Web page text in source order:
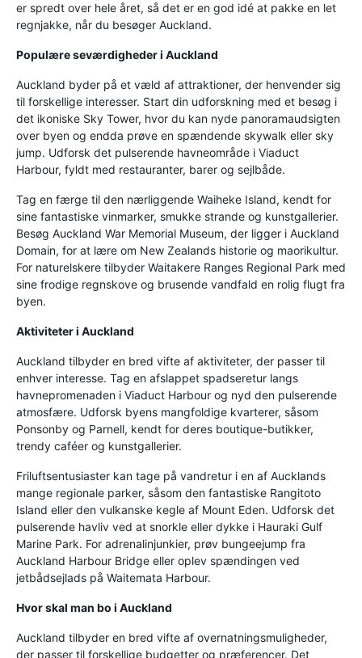
er spredt over hele året, så det er en god idé at pakke en let
regnjakke, når du besøger Auckland.
Populære seværdigheder i Auckland
Auckland byder på et væld af attraktioner, der henvender sig
til forskellige interesser. Start din udforskning med et besøg i
det ikoniske Sky Tower, hvor du kan nyde panoramaudsigten
over byen og endda prøve en spændende skywalk eller sky
jump. Udforsk det pulserende havneområde i Viaduct
Harbour, fyldt med restauranter, barer og sejlbåde.
Tag en færge til den nærliggende Waiheke Island, kendt for
sine fantastiske vinmarker, smukke strande og kunstgallerier.
Besøg Auckland War Memorial Museum, der ligger i Auckland
Domain, for at lære om New Zealands historie og maorikultur.
For naturelskere tilbyder Waitakere Ranges Regional Park med
sine frodige regnskove og brusende vandfald en rolig flugt fra
byen.
Aktiviteter i Auckland
Auckland tilbyder en bred vifte af aktiviteter, der passer til
enhver interesse. Tag en afslappet spadseretur langs
havnepromenaden i Viaduct Harbour og nyd den pulserende
atmosfære. Udforsk byens mangfoldige kvarterer, såsom
Ponsonby og Parnell, kendt for deres boutique-butikker,
trendy caféer og kunstgallerier.
Friluftsentusiaster kan tage på vandretur i en af Aucklands
mange regionale parker, såsom den fantastiske Rangitoto
Island eller den vulkanske kegle af Mount Eden. Udforsk det
pulserende havliv ved at snorkle eller dykke i Hauraki Gulf
Marine Park. For adrenalinjunkier, prøv bungeejump fra
Auckland Harbour Bridge eller oplev spændingen ved
jetbådsejlads på Waitemata Harbour.
Hvor skal man bo i Auckland
Auckland tilbyder en bred vifte af overnatningsmuligheder,
der passer til forskellige budgetter og præferencer. Det